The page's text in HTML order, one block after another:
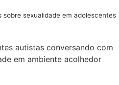
sobre sexualidade em adolescentes